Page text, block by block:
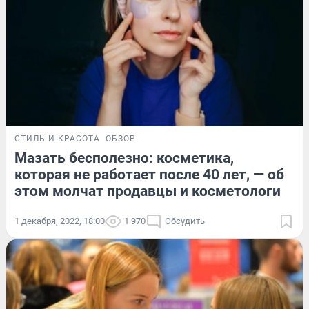
СТИЛЬ И КРАСОТА ОБЗОР
Мазать бесполезно: косметика,
которая не работает после 40 лет, — об
этом молчат продавцы и косметологи
1 декабря, 2022, 18:00 1 970 Обсудить